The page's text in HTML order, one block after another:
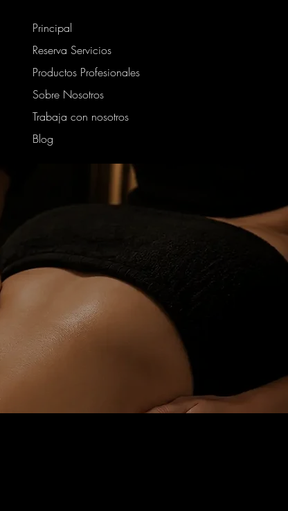
Principal
Reserva Servicios
Productos Profesionales
Sobre Nosotros
Trabaja con nosotros
Blog